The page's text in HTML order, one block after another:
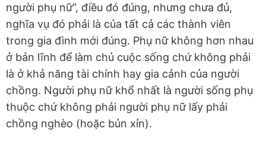
người phụ nữ”, điều đó đúng, nhưng chưa đủ,
nghĩa vụ đó phải là của tất cả các thành viên
trong gia đình mới đúng. Phụ nữ không hơn nhau
ở bản lĩnh để làm chủ cuộc sống chứ không phải
là ở khả năng tài chính hay gia cảnh của người
chồng. Người phụ nữ khổ nhất là người sống phụ
thuộc chứ không phải người phụ nữ lấy phải
chồng nghèo (hoặc bủn xỉn).